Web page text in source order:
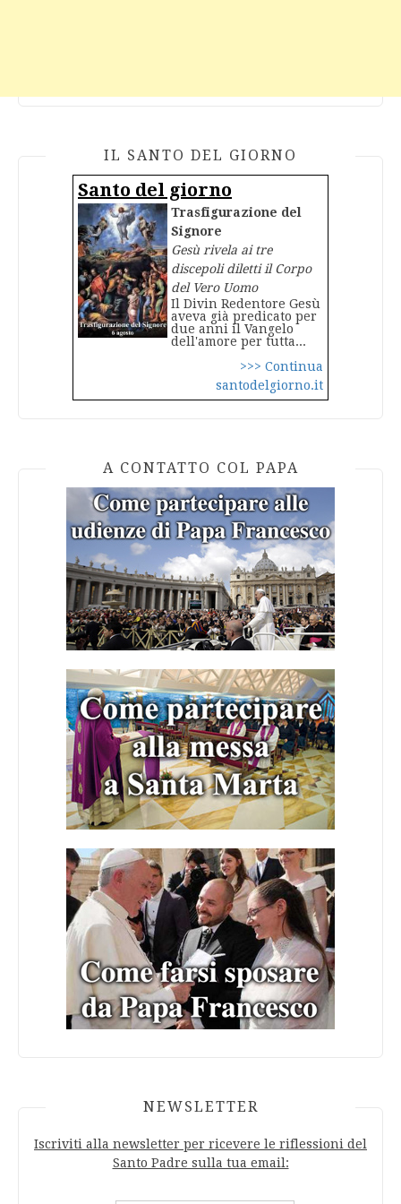
IL SANTO DEL GIORNO
Santo del giorno
Trasfigurazione del
Signore
Gesù rivela ai tre
discepoli diletti il Corpo
del Vero Uomo
Il Divin Redentore Gesù
aveva già predicato per
due anni il Vangelo
dell'amore per tutta...
>>> Continua
santodelgiorno.it
A CONTATTO COL PAPA
NEWSLETTER
Iscriviti alla newsletter per ricevere le riflessioni del
Santo Padre sulla tua email: